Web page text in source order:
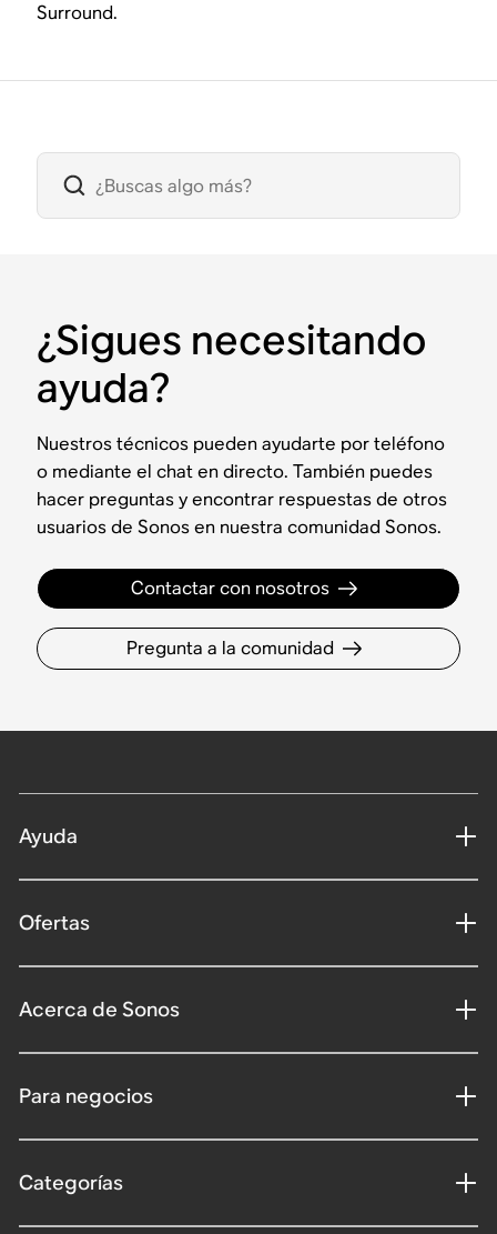
Surround.
¿Sigues necesitando
ayuda?
Nuestros técnicos pueden ayudarte por teléfono
o mediante el chat en directo. También puedes
hacer preguntas y encontrar respuestas de otros
usuarios de Sonos en nuestra comunidad Sonos.
Contactar con nosotros
Pregunta a la comunidad
Ayuda
Ofertas
Acerca de Sonos
Para negocios
Categorías